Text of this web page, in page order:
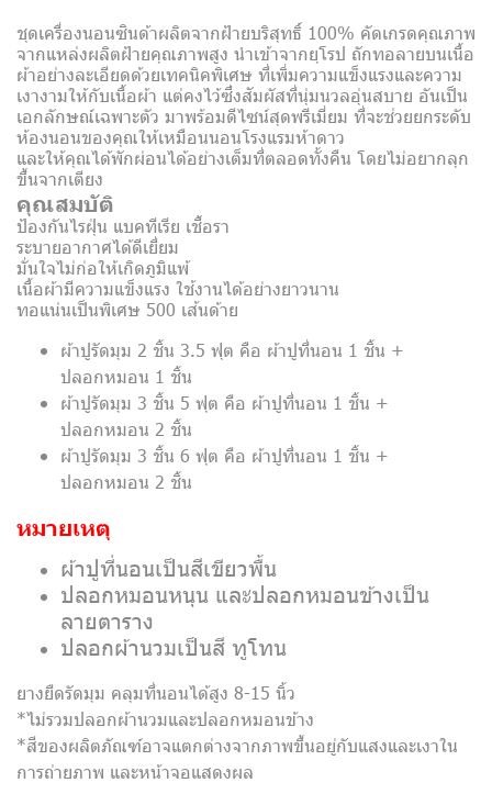
ชุดเครื่องนอนซินด้าผลิตจากฝ้ายบริสุทธิ์ 100% คัดเกรดคุณภาพ
จากแหล่งผลิตฝ้ายคุณภาพสูง นำเข้าจากยุโรป ถักทอลายบนเนื้อ
ผ้าอย่างละเอียดด้วยเทคนิคพิเศษ ที่เพิ่มความแข็งแรงและความ
เงางามให้กับเนื้อผ้า แต่คงไว้ซึ่งสัมผัสที่นุ่มนวลอุ่นสบาย อันเป็น
เอกลักษณ์เฉพาะตัว มาพร้อมดีไซน์สุดพรีเมี่ยม ที่จะช่วยยกระดับ
ห้องนอนของคุณให้เหมือนนอนโรงแรมห้าดาว
และให้คุณได้พักผ่อนได้อย่างเต็มที่ตลอดทั้งคืน โดยไม่อยากลุก
ขึ้นจากเตียง
คุณสมบัติ
ป้องกันไรฝุ่น แบคทีเรีย เชื้อรา
ระบายอากาศได้ดีเยี่ยม
มั่นใจไม่ก่อให้เกิดภูมิแพ้
เนื้อผ้ามีความแข็งแรง ใช้งานได้อย่างยาวนาน
ทอแน่นเป็นพิเศษ 500 เส้นด้าย
ผ้าปูรัดมุม 2 ชิ้น 3.5 ฟุต คือ ผ้าปูที่นอน 1 ชิ้น +
ปลอกหมอน 1 ชิ้น
ผ้าปูรัดมุม 3 ชิ้น 5 ฟุต คือ ผ้าปูที่นอน 1 ชิ้น +
ปลอกหมอน 2 ชิ้น
ผ้าปูรัดมุม 3 ชิ้น 6 ฟุต คือ ผ้าปูที่นอน 1 ชิ้น +
ปลอกหมอน 2 ชิ้น
หมายเหตุ
ผ้าปูที่นอนเป็นสีเขียวพื้น
ปลอกหมอนหนุน และปลอกหมอนข้างเป็น
ลายตาราง
ปลอกผ้านวมเป็นสี ทูโทน
ยางยืดรัดมุม คลุมที่นอนได้สูง 8-15 นิ้ว
*ไม่รวมปลอกผ้านวมและปลอกหมอนข้าง
*สีของผลิตภัณฑ์อาจแตกต่างจากภาพขึ้นอยู่กับแสงและเงาใน
การถ่ายภาพ และหน้าจอแสดงผล